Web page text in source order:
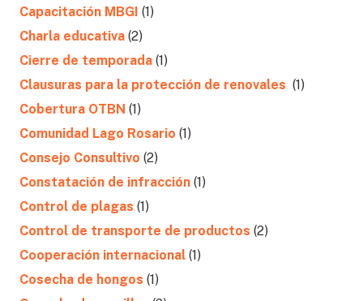
Capacitación MBGI (1)
Charla educativa (2)
Cierre de temporada (1)
Clausuras para la protección de renovales (1)
Cobertura OTBN (1)
Comunidad Lago Rosario (1)
Consejo Consultivo (2)
Constatación de infracción (1)
Control de plagas (1)
Control de transporte de productos (2)
Cooperación internacional (1)
Cosecha de hongos (1)